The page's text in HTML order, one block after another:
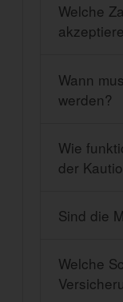
Welche
Wann
werden?
Wie
der
Sind die
Welche